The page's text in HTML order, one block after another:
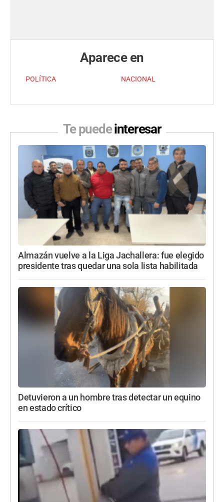
Aparece en
POLÍTICA NACIONAL
Te puedeinteresar
Almazán vuelve a la Liga Jachallera: fue elegido
presidente tras quedar una sola lista habilitada
Detuvieron a un hombre tras detectar un equino
en estado crítico